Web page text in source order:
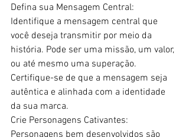
Defina sua Mensagem Central:
Identifique a mensagem central que
você deseja transmitir por meio da
história. Pode ser uma missão, um valor,
ou até mesmo uma superação.
Certifique-se de que a mensagem seja
autêntica e alinhada com a identidade
da sua marca.
Crie Personagens Cativantes:
Personagens bem desenvolvidos são